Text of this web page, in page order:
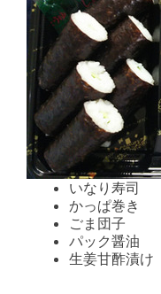
いなり寿司
かっぱ巻き
ごま団子
パック醤油
生姜甘酢漬け